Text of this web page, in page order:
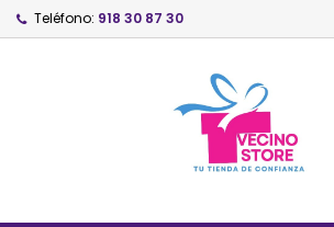
Teléfono: 918 30 87 30